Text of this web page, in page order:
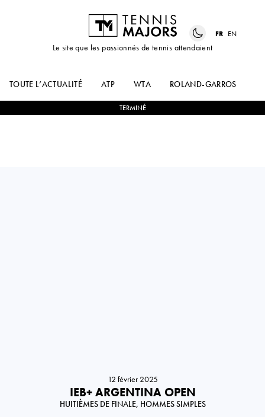
Le site que les passionnés de tennis attendaient
FR EN
TOUTE L’ACTUALITÉ ATP WTA ROLAND-GARROS
TERMINÉ
12 février 2025
IEB+ ARGENTINA OPEN
HUITIÈMES DE FINALE, HOMMES SIMPLES